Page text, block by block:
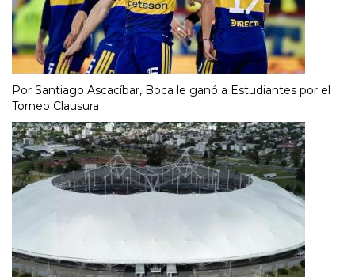
Por Santiago Ascacíbar, Boca le ganó a Estudiantes por el
Torneo Clausura